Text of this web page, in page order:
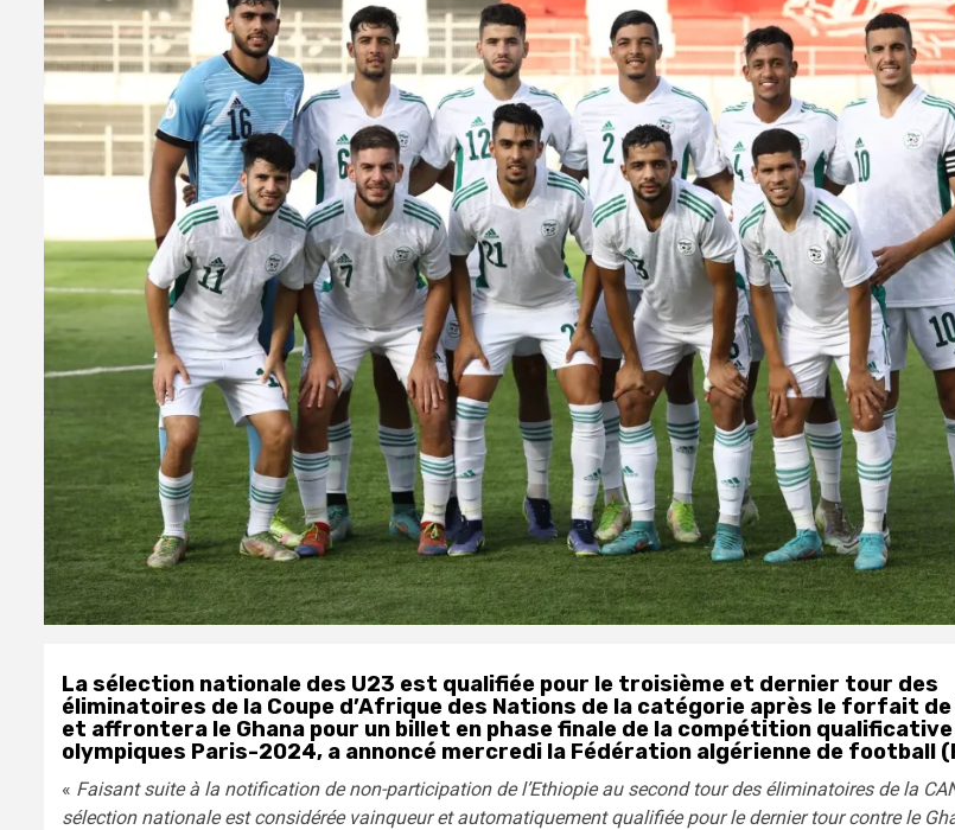
La sélection nationale des U23 est qualifiée pour le troisième et dernier tour des
éliminatoires de la Coupe d’Afrique des Nations de la catégorie après le forfait de
et affrontera le Ghana pour un billet en phase finale de la compétition
olympiques Paris-2024, a annoncé mercredi la Fédération algérienne de football
« Faisant suite à la notification de non-participation de l’Ethiopie au second tour des éliminatoires de la
sélection nationale est considérée vainqueur et automatiquement qualifiée pour le dernier tour contre le